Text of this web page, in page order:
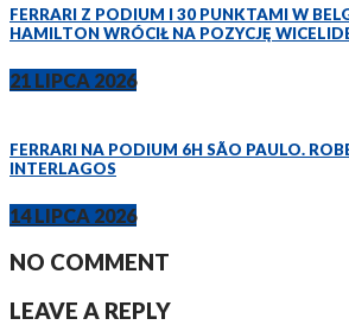
FERRARI Z PODIUM I 30 PUNKTAMI W
HAMILTON WRÓCIŁ NA POZYCJĘ
21 LIPCA 2026
FERRARI NA PODIUM 6H SÃO PAULO.
INTERLAGOS
14 LIPCA 2026
NO COMMENT
LEAVE A REPLY